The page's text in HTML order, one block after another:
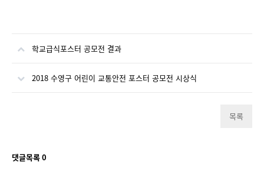
학교급식포스터 공모전 결과
2018 수영구 어린이 교통안전 포스터 공모전 시상식
목록
댓글목록0